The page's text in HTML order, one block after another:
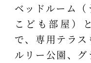
ベッドルーム
こども部屋）
で、専用テラス
ルリー公園、